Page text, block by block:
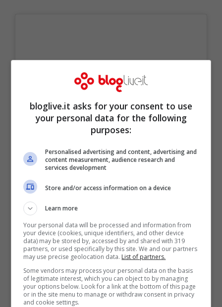
Visualizza questo post su Instagram
bloglive.it asks for your consent to use
your personal data for the following
purposes:
Personalised advertising and content, advertising and
content measurement, audience research and
services development
Store and/or access information on a device
Learn more
Your personal data will be processed and information from
your device (cookies, unique identifiers, and other device
data) may be stored by, accessed by and shared with 319
partners, or used specifically by this site. We and our partners
may use precise geolocation data. List of partners.
Some vendors may process your personal data on the basis
of legitimate interest, which you can object to by managing
your options below. Look for a link at the bottom of this page
or in the site menu to manage or withdraw consent in privacy
and cookie settings.